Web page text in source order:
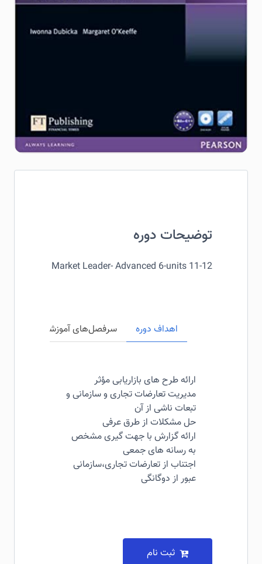
توضیحات دوره
Market Leader- Advanced 6-units 11-12
اهداف دوره سرفصل‌های آموزشی
ارائه طرح های بازاریابی مؤثر
مدیریت تعارضات تجاری و سازمانی و
تبعات ناشی از آن
حل مشکلات از طرق عرفی
ارائه گزارش با جهت گیری مشخص
به رسانه های جمعی
اجتناب از تعارضات تجاری،سازمانی
عبور از دوگانگی
ثبت نام